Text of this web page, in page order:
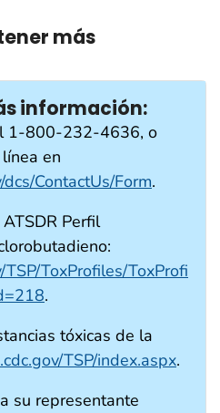
más
información:
1-800-232-4636, o
en
ContactUs/Form.
Perfil
ToxProfiles/ToxProfi
.
tóxicas de la
TSP/index.aspx.
su representante